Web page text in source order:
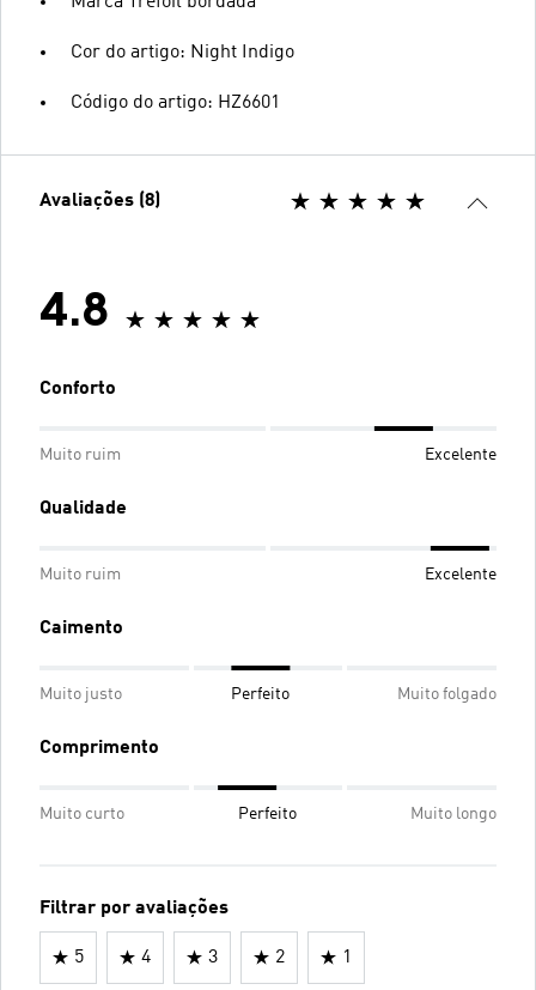
Cor do artigo: Night Indigo
Código do artigo: HZ6601
Avaliações (8)
4.8
Conforto
Muito ruim Excelente
Qualidade
Muito ruim Excelente
Caimento
Muito justo Perfeito Muito folgado
Comprimento
Muito curto Perfeito Muito longo
Filtrar por avaliações
5 4 3 2 1